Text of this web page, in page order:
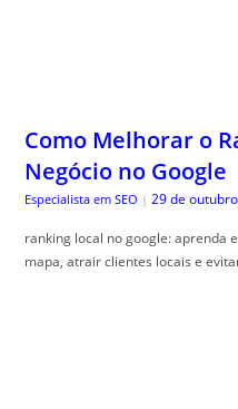
Como Melhorar o
Negócio no Google
Especialista em SEO | 29 de
ranking local no google: aprenda
mapa, atrair clientes locais e